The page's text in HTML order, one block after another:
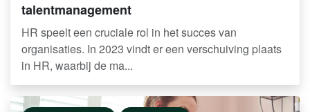
talentmanagement
HR speelt een cruciale rol in het succes van
organisaties. In 2023 vindt er een verschuiving plaats
in HR, waarbij de ma...